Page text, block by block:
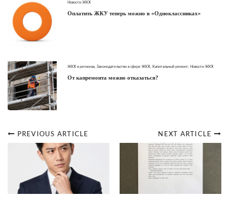
Новости ЖКХ
Оплатить ЖКУ теперь можно в «Одноклассниках»
ЖКХ в регионах Законодательство в сфере ЖКХ Капитальный ремонт Новости ЖКХ
От капремонта можно отказаться?
Post
navigation
NEXT ARTICLE
PREVIOUS ARTICLE